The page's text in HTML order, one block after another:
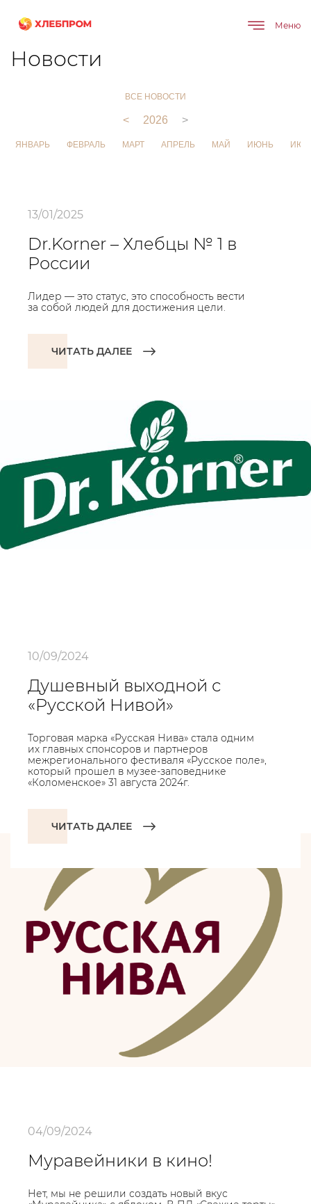
Меню
Главная О компании
Новости
ВСЕ НОВОСТИ
< 2026 >
ЯНВАРЬ ФЕВРАЛЬ МАРТ АПРЕЛЬ МАЙ ИЮНЬ
13/01/2025
Dr.Korner – Хлебцы № 1 в
России
Лидер — это статус, это способность вести
за собой людей для достижения цели.
ЧИТАТЬ ДАЛЕЕ
10/09/2024
Душевный выходной с
«Русской Нивой»
Торговая марка «Русская Нива» стала одним
их главных спонсоров и партнеров
межрегионального фестиваля «Русское поле»,
который прошел в музее-заповеднике
«Коломенское» 31 августа 2024г.
ЧИТАТЬ ДАЛЕЕ
04/09/2024
Муравейники в кино!
Нет, мы не решили создать новый вкус